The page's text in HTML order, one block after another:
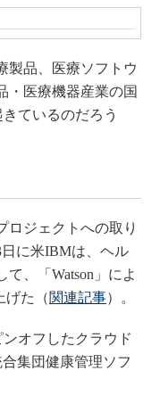
製品、医療ソフトウ
・医療機器産業の国
ているのだろう
ロジェクトへの取り
に米IBMは、ヘル
、「Watson」によ
げた（関連記事）。
オフしたクラウド
集団健康管理ソフ